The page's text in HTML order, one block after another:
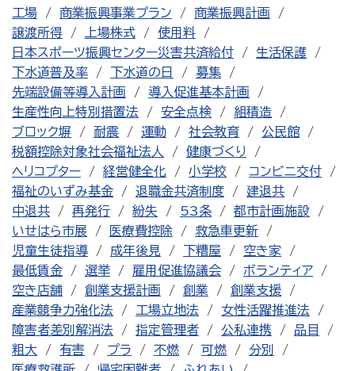
工場
商業振興事業プラン
商業振興計画
譲渡所得
上場株式
使用料
日本スポーツ振興センター災害共済給付
生活保護
下水道普及率
下水道の日
募集
先端設備等導入計画
導入促進基本計画
生産性向上特別措置法
安全点検
組積造
ブロック塀
耐震 運動 社会教育
公民館
税額控除対象社会福祉法人
健康づくり
ヘリコプター
経営健全化 小学校
コンビニ交付
福祉のいずみ基金
退職金共済制度
建退共
中退共
再発行 紛失 53条
都市計画施設
いせはら市展
医療費控除
救急車更新
児童生徒指導
成年後見 下糟屋
空き家
最低賃金
選挙 雇用促進協議会
ボランティア
空き店舗
創業支援計画 創業
創業支援
産業競争力強化法
工場立地法
女性活躍推進法
障害者差別解消法
指定管理者 公私連携
品目
粗大
有害 プラ 不燃 可燃
分別